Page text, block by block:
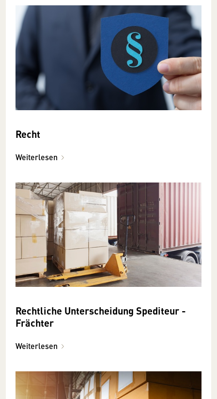
Recht
Weiterlesen
Rechtliche Unterscheidung Spediteur -
Frächter
Weiterlesen